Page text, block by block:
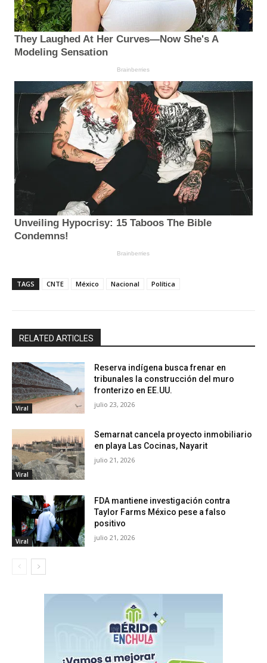
TAGS CNTE México Nacional Política
RELATED ARTICLES
Viral
Reserva indígena busca frenar en
tribunales la construcción del muro
fronterizo en EE.UU.
julio 23, 2026
Viral
Semarnat cancela proyecto inmobiliario
en playa Las Cocinas, Nayarit
julio 21, 2026
Viral
FDA mantiene investigación contra
Taylor Farms México pese a falso
positivo
julio 21, 2026